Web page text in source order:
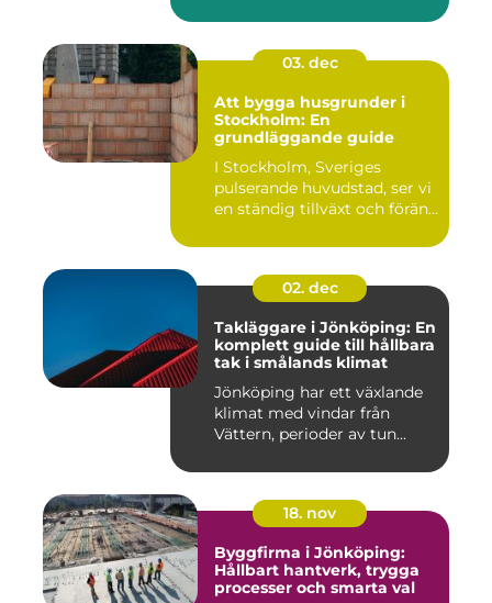
03. dec
Att bygga husgrunder i
Stockholm: En
grundläggande guide
I Stockholm, Sveriges
pulserande huvudstad, ser vi
en ständig tillväxt och förän...
02. dec
Takläggare i Jönköping: En
komplett guide till hållbara
tak i smålands klimat
Jönköping har ett växlande
klimat med vindar från
Vättern, perioder av tun...
18. nov
Byggfirma i Jönköping:
Hållbart hantverk, trygga
processer och smarta val